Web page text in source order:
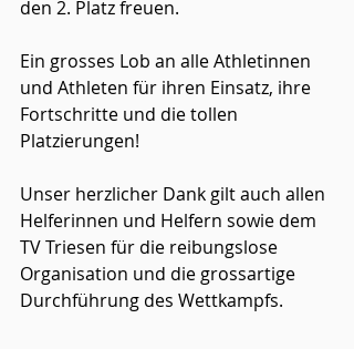
den 2. Platz freuen.
Ein grosses Lob an alle Athletinnen
und Athleten für ihren Einsatz, ihre
Fortschritte und die tollen
Platzierungen!
Unser herzlicher Dank gilt auch allen
Helferinnen und Helfern sowie dem
TV Triesen für die reibungslose
Organisation und die grossartige
Durchführung des Wettkampfs.